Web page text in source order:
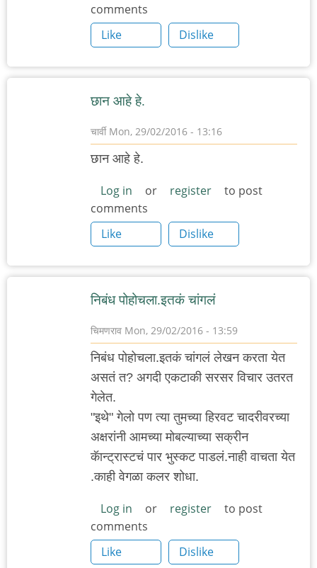
comments
Like
Dislike
छान आहे हे.
चार्वीMon, 29/02/2016 - 13:16
छान आहे हे.
Log in or register
to post
comments
Like
Dislike
निबंध पोहोचला.इतकं चांगलं
चिमणराव Mon, 29/02/2016 - 13:59
निबंध पोहोचला.इतकं चांगलं लेखन करता येत
असतं त? अगदी एकटाकी सरसर विचार उतरत
गेलेत.
"इथे" गेलो पण त्या तुमच्या हिरवट चादरीवरच्या
अक्षरांनी आमच्या मोबल्याच्या सक्रीन
कॅान्ट्रास्टचं पार भुस्कट पाडलं.नाही वाचता येत
.काही वेगळा कलर शोधा.
Log in or register
to post
comments
Like
Dislike